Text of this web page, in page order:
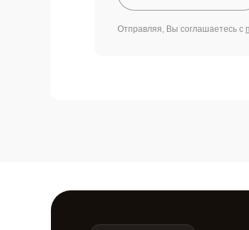
Отправляя, Вы соглашаетесь с